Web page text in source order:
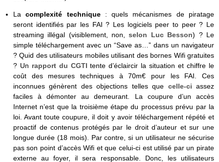
Lacomplexité technique: quels mécanismes de piratage
seront identifiés par les FAI ? Les logiciels peer to peer ? Le
streaming illégal (visiblement, non,selon Luc Besson) ? Le
simple téléchargement avec un “Save as…” dans un navigateur
? Quid des utilisateurs mobiles utilisant des bornes Wifi gratuites
? Un rapport du CGTI tente d’éclaircir la situation et chiffre le
coût des mesures techniques à 70m€ pour les FAI. Ces
inconnues génèrent des objections telles que celle-ci assez
faciles à démonter au demeurant. La coupure d’un accès
Internet n’est que la troisième étape du processus prévu par la
loi. Avant toute coupure, il doit y avoir téléchargement répété et
proactif de contenus protégés par le droit d’auteur et sur une
longue durée (18 mois). Par contre, si un utilisateur ne sécurise
pas son point d’accès Wifi et que celui-ci est utilisé par un pirate
externe au foyer, il sera responsable. Donc, les utilisateurs